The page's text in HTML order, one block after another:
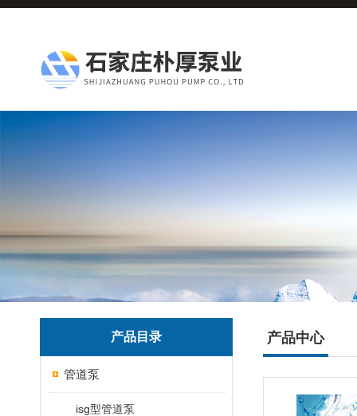
产品目录
管道泵
isg型管道泵
产品中心